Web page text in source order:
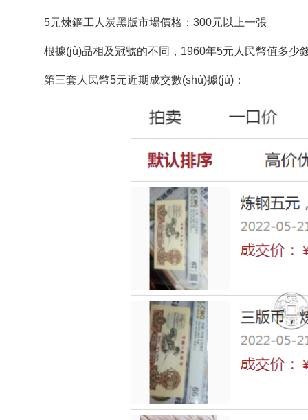
5元煉鋼工人炭黑版市場價格：300元以上一張
根據(jù)品相及冠號的不同，1960年5元人民幣值多少
第三套人民幣5元近期成交數(shù)據(jù)：